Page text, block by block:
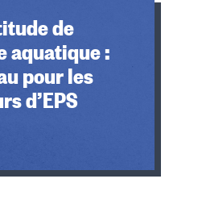
de
aquatique :
pour les
d’EPS